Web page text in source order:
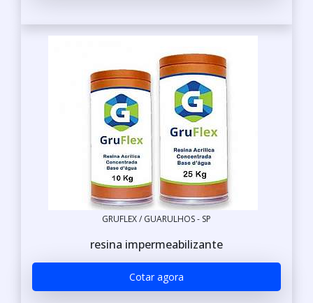
GRUFLEX / GUARULHOS - SP
resina impermeabilizante
Cotar agora